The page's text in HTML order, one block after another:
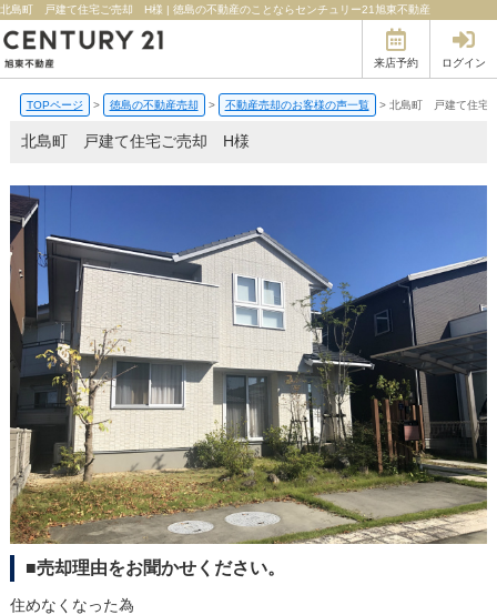
北島町 戸建て住宅ご売却 H様 | 徳島の不動産のことならセンチュリー21旭東不動産
来店予約 ログイン
TOPページ > 徳島の不動産売却 > 不動産売却のお客様の声一覧 > 北島町 戸建て住宅
北島町 戸建て住宅ご売却 H様
■売却理由をお聞かせください。
住めなくなった為